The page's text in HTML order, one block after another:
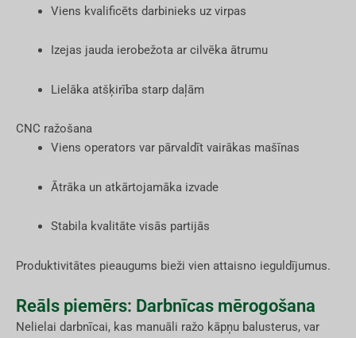
Viens kvalificēts darbinieks uz virpas
Izejas jauda ierobežota ar cilvēka ātrumu
Lielāka atšķirība starp daļām
CNC ražošana
Viens operators var pārvaldīt vairākas mašīnas
Ātrāka un atkārtojamāka izvade
Stabila kvalitāte visās partijās
Produktivitātes pieaugums bieži vien attaisno ieguldījumus.
Reāls piemērs: Darbnīcas mērogošana
Nelielai darbnīcai, kas manuāli ražo kāpņu balusterus, var